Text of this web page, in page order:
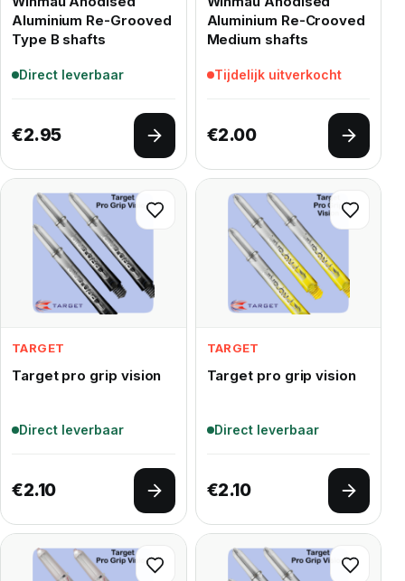
Aluminium Re-Grooved
Type B shafts
Direct leverbaar
€2.95
Opties selecteren
Aluminium Re-Crooved
Medium shafts
Tijdelijk uitverkocht
€2.00
Opties
TARGET
Target pro grip vision
Direct leverbaar
€2.10
Opties selecteren
TARGET
Target pro grip vision
Direct leverbaar
€2.10
Opties